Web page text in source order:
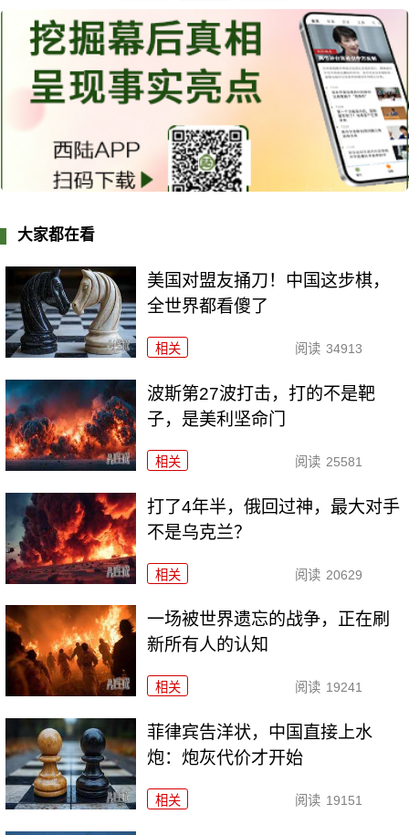
大家都在看
美国对盟友捅刀！中国这步棋，
全世界都看傻了
相关 阅读 34913
波斯第27波打击，打的不是靶
子，是美利坚命门
相关 阅读 25581
打了4年半，俄回过神，最大对手
不是乌克兰？
相关 阅读 20629
一场被世界遗忘的战争，正在刷
新所有人的认知
相关 阅读 19241
菲律宾告洋状，中国直接上水
炮：炮灰代价才开始
相关 阅读 19151